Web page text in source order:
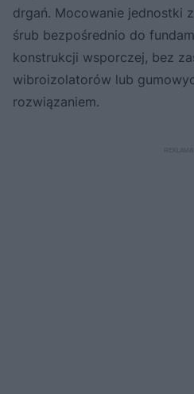
drgań. Mocowanie jednostki
śrub bezpośrednio do
konstrukcji wsporczej, bez
wibroizolatorów lub
rozwiązaniem.